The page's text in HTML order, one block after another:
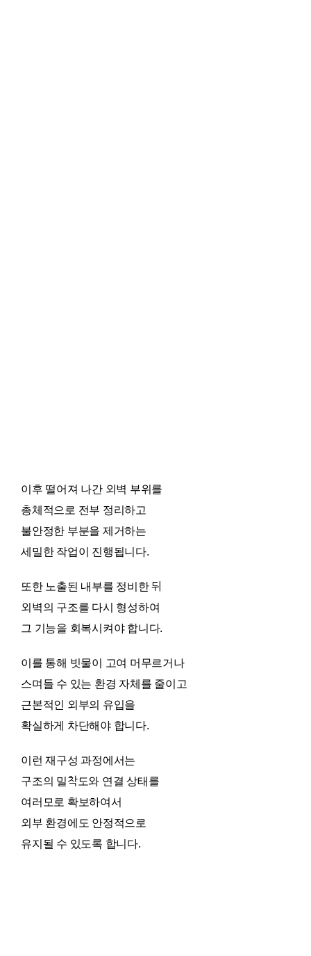
이후 떨어져 나간 외벽 부위를
총체적으로 전부 정리하고
불안정한 부분을 제거하는
세밀한 작업이 진행됩니다.
또한 노출된 내부를 정비한 뒤
외벽의 구조를 다시 형성하여
그 기능을 회복시켜야 합니다.
이를 통해 빗물이 고여 머무르거나
스며들 수 있는 환경 자체를 줄이고
근본적인 외부의 유입을
확실하게 차단해야 합니다.
이런 재구성 과정에서는
구조의 밀착도와 연결 상태를
여러모로 확보하여서
외부 환경에도 안정적으로
유지될 수 있도록 합니다.